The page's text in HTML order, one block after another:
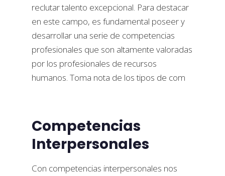
reclutar talento excepcional. Para destacar
en este campo, es fundamental poseer y
desarrollar una serie de competencias
profesionales que son altamente valoradas
por los profesionales de recursos
humanos. Toma nota de los tipos de com
Competencias
Interpersonales
Con competencias interpersonales nos